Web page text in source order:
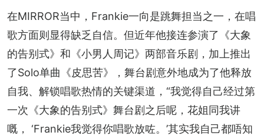
在MIRROR当中，Frankie一向是跳舞担当之一，在唱
歌方面则显得缺乏自信。但近年他接连参演了《大象
的告别式》和《小男人周记》两部音乐剧，加上推出
了Solo单曲《皮思苦》，舞台剧意外地成为了他释放
自我、解锁唱歌热情的关键渠道，“我觉得自己经过第
一次《大象的告别式》舞台剧之后呢，花姐同我讲
嘅， ‘Frankie我觉得你唱歌放咗。’其实我自己都唔知